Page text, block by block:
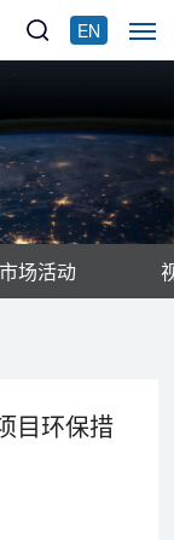
EN
市场活动
目环保措